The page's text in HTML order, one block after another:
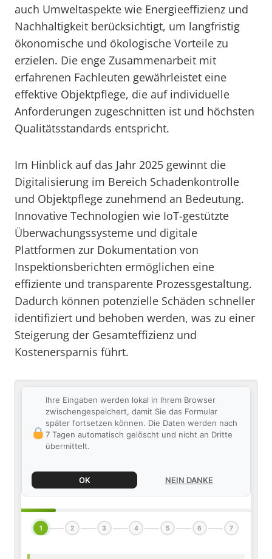
auch Umweltaspekte wie Energieeffizienz und
Nachhaltigkeit berücksichtigt, um langfristig
ökonomische und ökologische Vorteile zu
erzielen. Die enge Zusammenarbeit mit
erfahrenen Fachleuten gewährleistet eine
effektive Objektpflege, die auf individuelle
Anforderungen zugeschnitten ist und höchsten
Qualitätsstandards entspricht.
Im Hinblick auf das Jahr 2025 gewinnt die
Digitalisierung im Bereich Schadenkontrolle
und Objektpflege zunehmend an Bedeutung.
Innovative Technologien wie IoT-gestützte
Überwachungssysteme und digitale
Plattformen zur Dokumentation von
Inspektionsberichten ermöglichen eine
effiziente und transparente Prozessgestaltung.
Dadurch können potenzielle Schäden schneller
identifiziert und behoben werden, was zu einer
Steigerung der Gesamteffizienz und
Kostenersparnis führt.
Ihre Eingaben werden lokal in Ihrem Browser
zwischengespeichert, damit Sie das Formular
später fortsetzen können. Die Daten werden nach
7 Tagen automatisch gelöscht und nicht an Dritte
übermittelt.
OK NEIN DANKE
1 2 3 4 5 6 7